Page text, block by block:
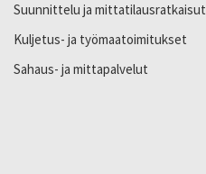
Suunnittelu ja mittatilausratkaisut
Kuljetus- ja työmaatoimitukset
Sahaus- ja mittapalvelut